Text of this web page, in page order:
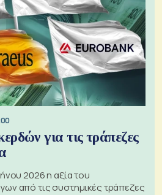
για τις τράπεζες
2026 η αξία του
από τις συστημικές τράπεζες